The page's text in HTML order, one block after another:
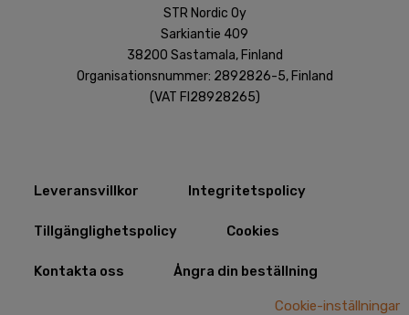
STR Nordic Oy
Sarkiantie 409
38200 Sastamala, Finland
Organisationsnummer: 2892826-5, Finland
(VAT FI28928265)
Leveransvillkor Integritetspolicy​
Tillgänglighetspolicy Cookies
Kontakta oss Ångra din beställning
Cookie-inställningar